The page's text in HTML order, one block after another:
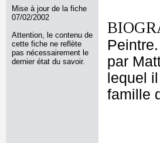
Mise à jour de la fiche
07/02/2002
Attention, le contenu de
cette fiche ne reflète
pas nécessairement le
dernier état du savoir.
par
lequel
famille